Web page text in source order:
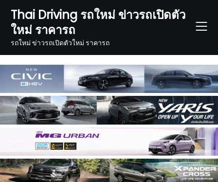
content
Thai Driving รถใหม่ ข่าวรถเปิดตัว
ใหม่ ราคารถ
รถใหม่ ข่าวรถเปิดตัวใหม่ ราคารถ